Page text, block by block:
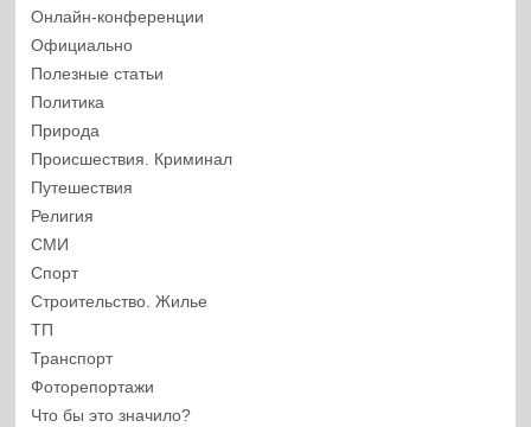
Онлайн-конференции
Официально
Полезные статьи
Политика
Природа
Происшествия. Криминал
Путешествия
Религия
СМИ
Спорт
Строительство. Жилье
ТП
Транспорт
Фоторепортажи
Что бы это значило?